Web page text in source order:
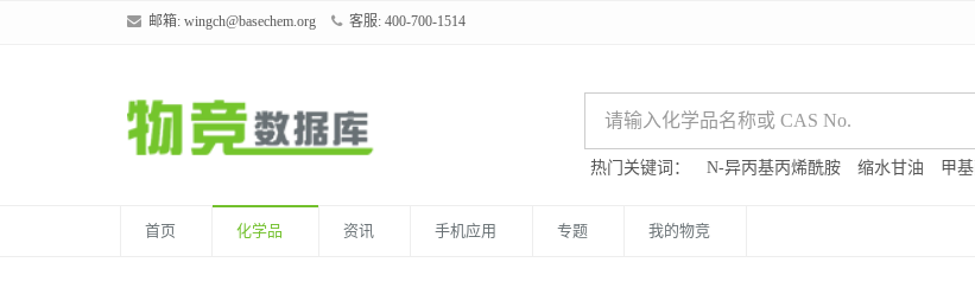
邮箱: wingch@basechem.org 客服: 400-700-1514
热门关键词： N-异丙基丙烯酰胺 缩水甘油 甲
首页 化学品 资讯 手机应用 专题 我的物竞